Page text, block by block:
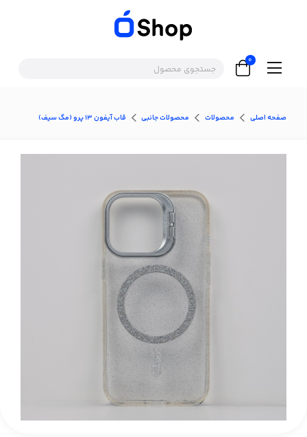
صفحه اصلی محصولات محصولات جانبی قاب آيفون 13 پرو (مگ سیف)
0